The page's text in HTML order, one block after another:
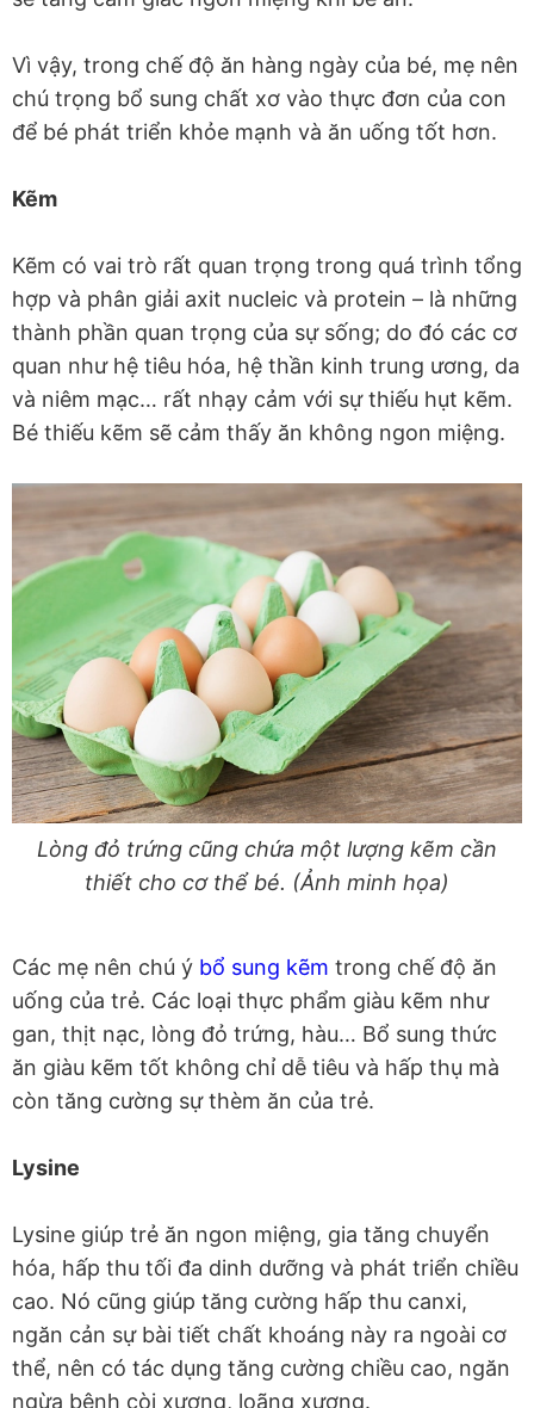
Vì vậy, trong chế độ ăn hàng ngày của bé, mẹ nên
chú trọng bổ sung chất xơ vào thực đơn của con
để bé phát triển khỏe mạnh và ăn uống tốt hơn.
Kẽm
Kẽm có vai trò rất quan trọng trong quá trình tổng
hợp và phân giải axit nucleic và protein – là những
thành phần quan trọng của sự sống; do đó các cơ
quan như hệ tiêu hóa, hệ thần kinh trung ương, da
và niêm mạc… rất nhạy cảm với sự thiếu hụt kẽm.
Bé thiếu kẽm sẽ cảm thấy ăn không ngon miệng.
Lòng đỏ trứng cũng chứa một lượng kẽm cần
thiết cho cơ thể bé. (Ảnh minh họa)
Các mẹ nên chú ý bổ sung kẽm trong chế độ ăn
uống của trẻ. Các loại thực phẩm giàu kẽm như
gan, thịt nạc, lòng đỏ trứng, hàu… Bổ sung thức
ăn giàu kẽm tốt không chỉ dễ tiêu và hấp thụ mà
còn tăng cường sự thèm ăn của trẻ.
Lysine
Lysine giúp trẻ ăn ngon miệng, gia tăng chuyển
hóa, hấp thu tối đa dinh dưỡng và phát triển chiều
cao. Nó cũng giúp tăng cường hấp thu canxi,
ngăn cản sự bài tiết chất khoáng này ra ngoài cơ
thể, nên có tác dụng tăng cường chiều cao, ngăn
ngừa bệnh còi xương, loãng xương.